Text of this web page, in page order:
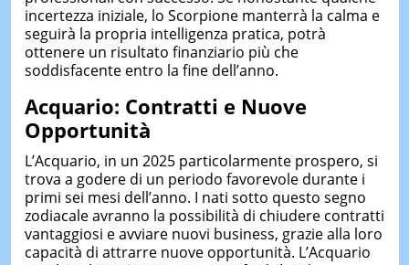
incertezza iniziale, lo Scorpione manterrà la calma e
seguirà la propria intelligenza pratica, potrà
ottenere un risultato finanziario più che
soddisfacente entro la fine dell’anno.
Acquario: Contratti e Nuove
Opportunità
L’Acquario, in un 2025 particolarmente prospero, si
trova a godere di un periodo favorevole durante i
primi sei mesi dell’anno. I nati sotto questo segno
zodiacale avranno la possibilità di chiudere contratti
vantaggiosi e avviare nuovi business, grazie alla loro
capacità di attrarre nuove opportunità. L’Acquario